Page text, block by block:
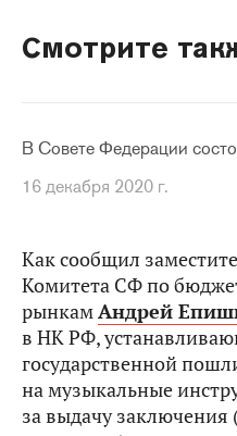
Смотрите
В Совете Федерации
16 декабря 2020 г.
Как сообщил
Комитета СФ по
рынкамАндрей
в НК РФ,
государственной
на музыкальные
за выдачу заключения